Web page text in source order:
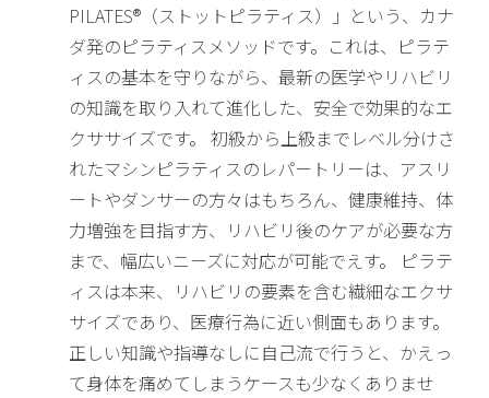
PILATES®（ストットピラティス）」という、カナ
ダ発のピラティスメソッドです。これは、ピラテ
ィスの基本を守りながら、最新の医学やリハビリ
の知識を取り入れて進化した、安全で効果的なエ
クササイズです。 初級から上級までレベル分けさ
れたマシンピラティスのレパートリーは、アスリ
ートやダンサーの方々はもちろん、健康維持、体
力増強を目指す方、リハビリ後のケアが必要な方
まで、幅広いニーズに対応が可能でえす。 ピラテ
ィスは本来、リハビリの要素を含む繊細なエクサ
サイズであり、医療行為に近い側面もあります。
正しい知識や指導なしに自己流で行うと、かえっ
て身体を痛めてしまうケースも少なくありませ